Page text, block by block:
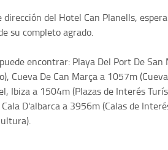
dirección del Hotel Can Planells,
su completo agrado.
encontrar: Playa Del Port De
Cueva De Can Marça a 1057m
Ibiza a 1504m (Plazas de Interés
D'albarca a 3956m (Calas de